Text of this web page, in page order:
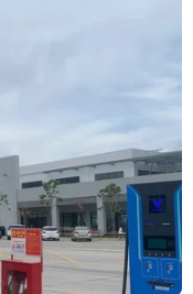
tiêu thụ